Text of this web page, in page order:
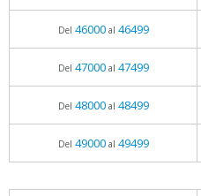
Del 46000al 46499
Del 47000al 47499
Del 48000al 48499
Del 49000al 49499